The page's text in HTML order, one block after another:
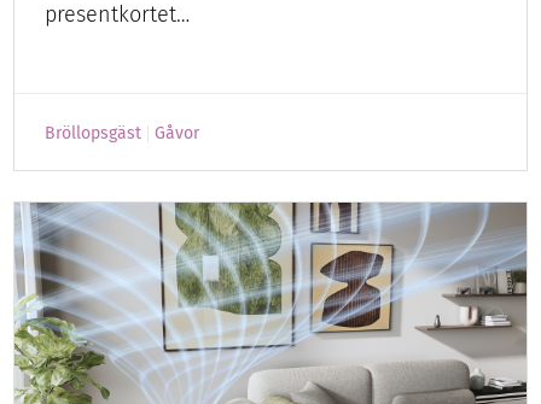
presentkortet…
Bröllopsgäst Gåvor